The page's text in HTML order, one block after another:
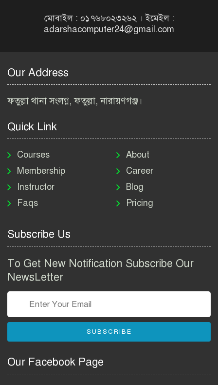
Job Circular 2026
২০২৬ | BIWTA Job Circular
নিয়োগ বিজ্ঞপ্তি ২০২৬ | DNC
Job Circular 2026
পাসপোর্ট করতে কি কি লাগে
২০২৬ | ই-পাসপোর্ট আবেদন ও
Group Job Circular 2026
তথ্য অধিদপ্তর নিয়োগ বিজ্ঞপ্তি
বাংলাদেশ পুলিশ এএসআই
Bangladesh Police ASI Job
Circular 2026
মোবাইল : ০১৭৬৮০২৩২৬২ । ইমেইল :
adarshacomputer24@gmail.com
Our Address
ফতুল্লা থানা সংলগ্ন, ফতুল্লা, নারায়ণগঞ্জ।
Quick Link
Courses
Membership
Instructor
Faqs
About
Career
Blog
Pricing
Subscribe Us
To Get New Notification Subscribe Our
NewsLetter
SUBSCRIBE
Our Facebook Page